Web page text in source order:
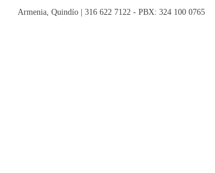
Armenia, Quindío | 316 622 7122 - PBX: 324 100 0765